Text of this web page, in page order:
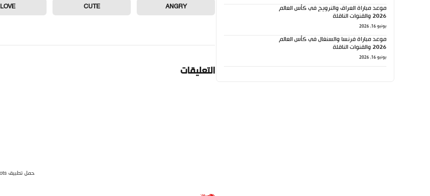
ANGRY
CUTE
LOVE
التعليقات
حمل تطبيق newspoots
موعد مباراة العراق والنرويج في كأس العالم
2026 والقنوات الناقلة
يونيو 16, 2026
موعد مباراة فرنسا والسنغال في كأس العالم
2026 والقنوات الناقلة
يونيو 16, 2026